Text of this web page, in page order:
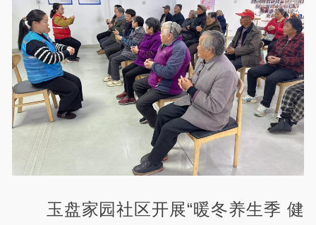
玉盘家园社区开展“暖冬养生季 健